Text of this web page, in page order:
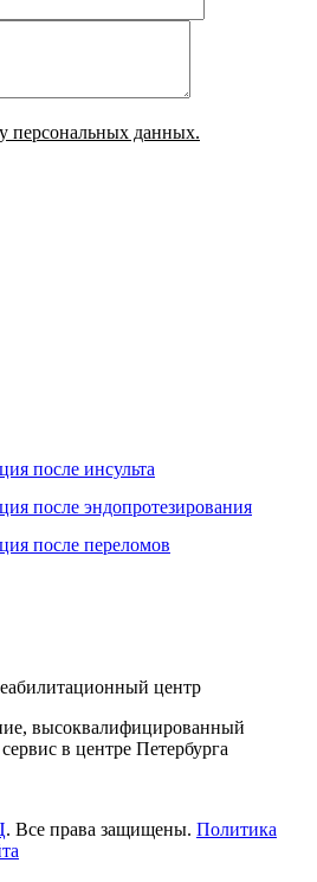
персональных данных.
после инсульта
после эндопротезирования
после переломов
центр
высоквалифицированный
в центре Петербурга
. Все права защищены. Политика